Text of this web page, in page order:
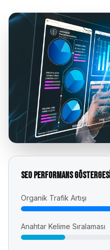
SEO Performans Göstergesi
Organik Trafik Artışı
Anahtar Kelime Sıralaması